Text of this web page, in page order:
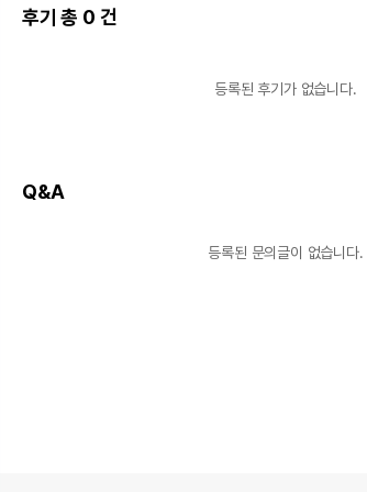
후기 총 0 건
등록된 후기가 없습니다.
Q&A
등록된 문의글이 없습니다.